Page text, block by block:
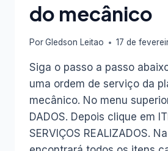
do mecânico
PorGledson Leitao 17 de
Siga o passo a passo
uma ordem de serviço da
mecânico. No menu
DADOS. Depois clique em
SERVIÇOS REALIZADOS.